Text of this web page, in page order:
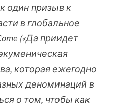
один призыв к
в глобальное
(«Да приидет
которая ежегодно
деноминаций в
о том, чтобы как